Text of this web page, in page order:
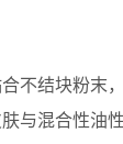
不结块粉末
与混合性油